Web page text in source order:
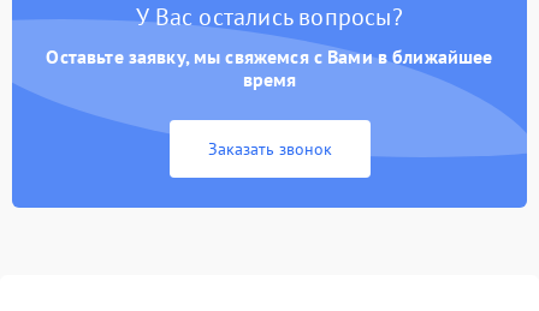
Неисправность зарядного
питания
2000 ₽ Подробнее →
неисправности кулера
У Вас остались вопросы?
Оставьте заявку, мы свяжемся с Вами в ближайшее
время
Заказать звонок